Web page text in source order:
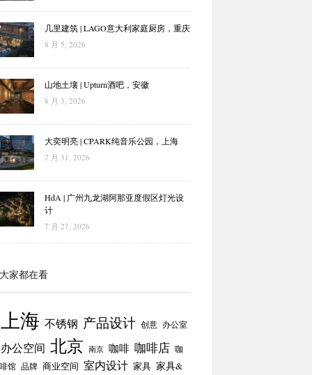
几里建筑 | LAGO意大利家庭厨房，重庆
8 月 5, 2026
山地土壤 | Upturn酒吧，安徽
8 月 3, 2026
大奕明亮 | CPARK纯音乐公园，上海
7 月 31, 2026
HdA | 广州九龙湖阿那亚度假区灯光设
计
7 月 27, 2026
家都在看
上海 不锈钢 产品设计 创意 办公室
办公空间 北京 南京 咖啡 咖啡店 咖
馆 品牌 商业空间 室内设计 家具 家具&